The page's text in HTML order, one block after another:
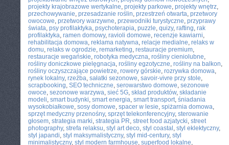
projekty krajobrazowe wertykalne, projekty parkowe, projekty wnętrz,
przechowywanie, przesadzanie roślin, przestrzeń otwarta, przetwory
owocowe, przetwory warzywne, przewodniki turystyczne, przyprawy
świata, psy profilaktyka, psychoterapia, puzzle, quizy, rafting, rak
profilaktyka, ramen domowy, ravioli domowe, recenzje kawiarni,
rehabilitacja domowa, reklama natywna, relacje medialne, relaks w
domu, relaks w ogrodzie, remarketing, restauracje premium,
restauracje wegańskie, robotyka medyczna, rośliny cieniolubne,
rośliny doniczkowe pielęgnacja, rośliny egzotyczne, rośliny na balkon,
rośliny oczyszczające powietrze, rowery górskie, rozrywka domowa,
rynek lokalny, rzeźba, sałatki sezonowe, savoir-vivre przy stole,
scrapbooking, SEO techniczne, serowarstwo domowe, sezonowe
owoce, sezonowe warzywa, sieć 5G, skład produktów, składanie
modeli, smart budynki, smart energia, smart transport, śniadania
wysokobiałkowe, sosy domowe, spacer w lesie, spiżarnia domowa,
sprzęt medyczny przenośny, sprzęt telekonferencyjny, sterowanie
głosem, strategia marki, strategia PR, street food azjatycki, street
photography, strefa relaksu, styl art deco, styl coastal , styl eklektyczny,
styl japandi, styl maksymalistyczny, styl mid-century, styl
minimalistyczny, styl modern farmhouse, superfood lokalne,